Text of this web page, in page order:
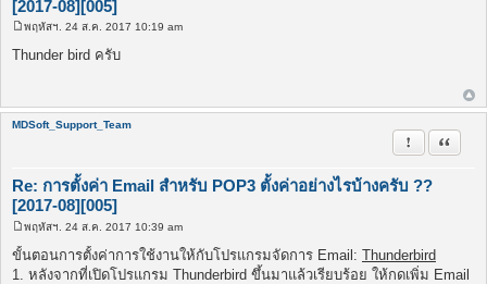
[2017-08][005]
ส
พฤหัสฯ. 24 ส.ค. 2017 10:19 am
Thunder bird ครับ
MDSoft_Support_Team
Re: การตั้งค่า Email สำหรับ POP3 ตั้งค่าอย่างไรบ้างครับ ??
[2017-08][005]
รายงานในข้
อ้างคำ
พ
ส
ต์
พฤหัสฯ. 24 ส.ค. 2017 10:39 am
ขั้นตอนการตั้งค่าการใช้งานให้กับโปรแกรมจัดการ Email: Thunderbird
1. หลังจากที่เปิดโปรแกรม Thunderbird ขึ้นมาแล้วเรียบร้อย ให้กดเพิ่ม Email